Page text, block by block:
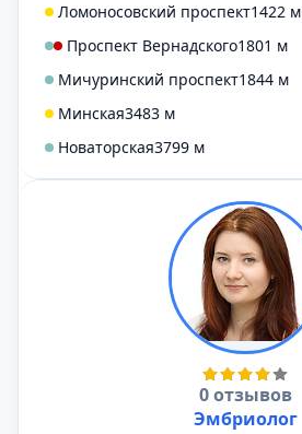
Ломоносовский проспект1422 м
Проспект Вернадского1801 м
Мичуринский проспект1844 м
Минская3483 м
Новаторская3799 м
0 отзывов
Эмбриолог